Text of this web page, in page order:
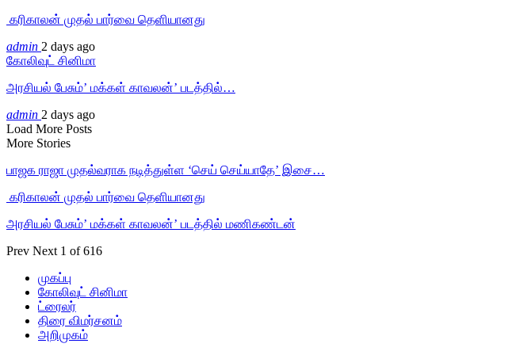
‎ கரிகாலன் முதல் பார்வை தெளியானது
admin 2 days ago
கோலிவுட் சினிமா
அரசியல் பேசும்’ மக்கள் காவலன்’ படத்தில்…
admin 2 days ago
Load More Posts
More Stories
பாஜக ராஜா முதல்வராக நடித்துள்ள ‘செய் செய்யாதே’ இசை…
‎ கரிகாலன் முதல் பார்வை தெளியானது
அரசியல் பேசும்’ மக்கள் காவலன்’ படத்தில் மணிகண்டன்
Prev Next 1 of 616
முகப்பு
கோலிவுட் சினிமா
ட்ரைலர்
திரை விமர்சனம்
அறிமுகம்